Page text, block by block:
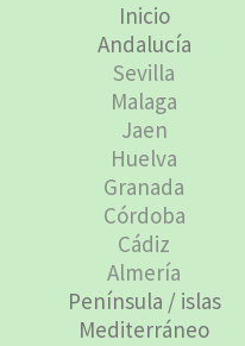
Inicio
Andalucía
Sevilla
Malaga
Jaen
Huelva
Granada
Córdoba
Cádiz
Almería
Península / islas
Mediterráneo